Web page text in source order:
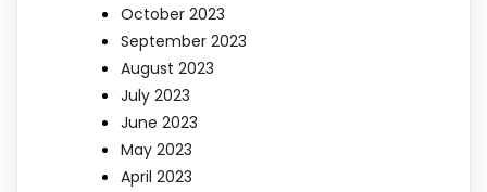
October 2023
September 2023
August 2023
July 2023
June 2023
May 2023
April 2023